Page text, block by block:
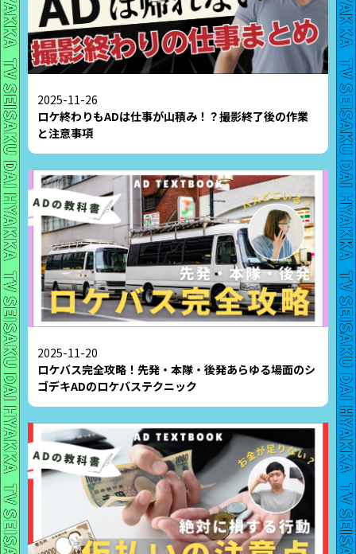
2025-11-26
ロケ終わりもADは仕事が山積み！？撮影終了後の作業
と注意事項
2025-11-20
ロケバス完全攻略！先発・本隊・後発あらゆる場面のシ
ゴデキADのロケバステクニック